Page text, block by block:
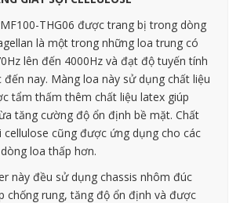
THG06 được trang bị trong dòng
là một trong những loa trung có
lên đến 4000Hz và đạt độ tuyến tính
nay. Màng loa này sử dụng chất liệu
tẩm thấm thêm chất liệu latex giúp
tăng cường độ ổn định bề mặt. Chất
cellulose cũng được ứng dụng cho các
loa thấp hơn.
này đều sử dụng chassis nhôm đúc
chống rung, tăng độ ổn định và được